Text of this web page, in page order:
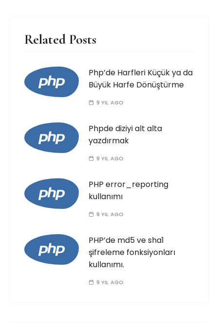
Related Posts
Php’de Harfleri Küçük ya da
Büyük Harfe Dönüştürme
9 YIL AGO
Phpde diziyi alt alta
yazdırmak
9 YIL AGO
PHP error_reporting
kullanımı
9 YIL AGO
PHP’de md5 ve sha1
şifreleme fonksiyonları
kullanımı.
9 YIL AGO